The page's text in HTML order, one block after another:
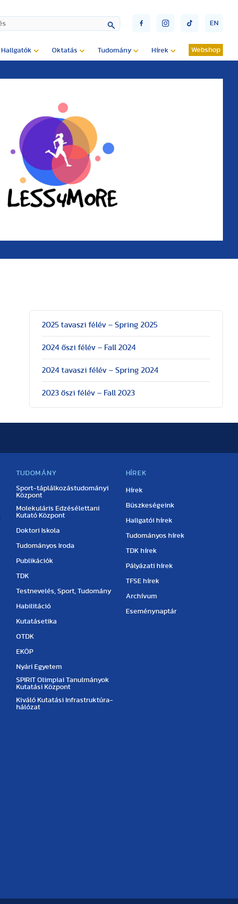
EN
Hallgatók Oktatás Tudomány Hírek Webshop
2025 tavaszi félév – Spring 2025
2024 őszi félév – Fall 2024
2024 tavaszi félév – Spring 2024
2023 őszi félév – Fall 2023
TUDOMÁNY
Sport-táplálkozástudományi
Központ
Molekuláris Edzésélettani
Kutató Központ
Doktori Iskola
Tudományos Iroda
Publikációk
TDK
Testnevelés, Sport, Tudomány
Habilitáció
Kutatásetika
OTDK
EKÖP
Nyári Egyetem
SPIRIT Olimpiai Tanulmányok
Kutatási Központ
Kiváló Kutatási Infrastruktúra-
hálózat
HÍREK
Hírek
Büszkeségeink
Hallgatói hírek
Tudományos hírek
TDK hírek
Pályázati hírek
TFSE hírek
Archívum
Eseménynaptár